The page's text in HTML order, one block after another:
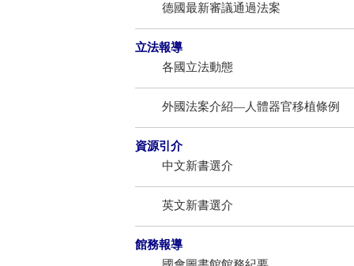
德國最新審議通過法案
立法報導
各國立法動態
外國法案介紹—人體器官移植條例
資源引介
中文新書選介
英文新書選介
館務報導